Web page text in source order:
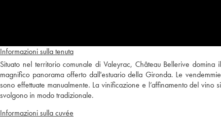
Informazioni sulla tenuta
Situato nel territorio comunale di Valeyrac, Château Bellerive domina il
magnifico panorama offerto dall'estuario della Gironda. Le vendemmie
sono effettuate manualmente. La vinificazione e l’affinamento del vino si
svolgono in modo tradizionale.
Informazioni sulla cuvée